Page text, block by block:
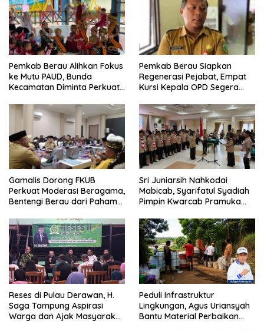
Pemkab Berau Alihkan Fokus
ke Mutu PAUD, Bunda
Kecamatan Diminta Perkuat
Pemkab Berau Siapkan
Regenerasi Pejabat, Empat
Kursi Kepala OPD Segera
Gamalis Dorong FKUB
Perkuat Moderasi Beragama,
Bentengi Berau dari Paham
Sri Juniarsih Nahkodai
Mabicab, Syarifatul Syadiah
Pimpin Kwarcab Pramuka
Reses di Pulau Derawan, H.
Saga Tampung Aspirasi
Warga dan Ajak Masyarakat
Peduli Infrastruktur
Lingkungan, Agus Uriansyah
Bantu Material Perbaikan